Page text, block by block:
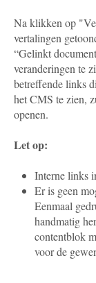
Na klikken op
vertalingen
“Gelinkt
veranderingen te
betreffende links
het CMS te zien,
openen.
Let op:
Interne links
Er is geen
Eenmaal
handmatig
contentblok
voor de